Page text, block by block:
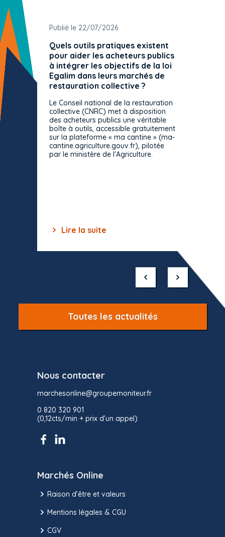
Publié le 22/07/2026
Quels outils pratiques existent
pour aider les acheteurs publics
à intégrer les objectifs de la loi
Egalim dans leurs marchés de
restauration collective ?
Le Conseil national de la restauration
collective (CNRC) met à disposition
des acheteurs publics une véritable
boîte à outils, accessible gratuitement
sur la plateforme « ma cantine » (ma-
cantine.agriculture.gouv.fr), pilotée
par le ministère de l'Agriculture.
Lire la suite
Toutes les actualités
Nous contacter
marchesonline@groupemoniteur.fr
0 820 320 901
(0,12cts/min + prix d’un appel)
Marchés Online
Raison d’être et valeurs
Mentions légales & CGU
CGV